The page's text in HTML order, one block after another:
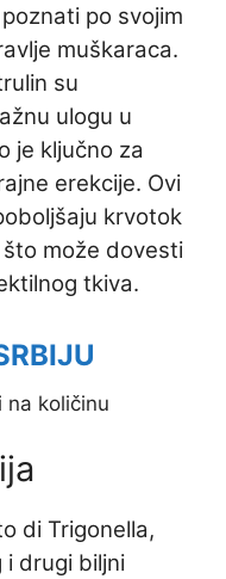
po svojim
muškaraca.
su
ulogu u
je ključno za
erekcije. Ovi
krvotok
može dovesti
tkiva.
na količinu
di Trigonella,
i drugi biljni